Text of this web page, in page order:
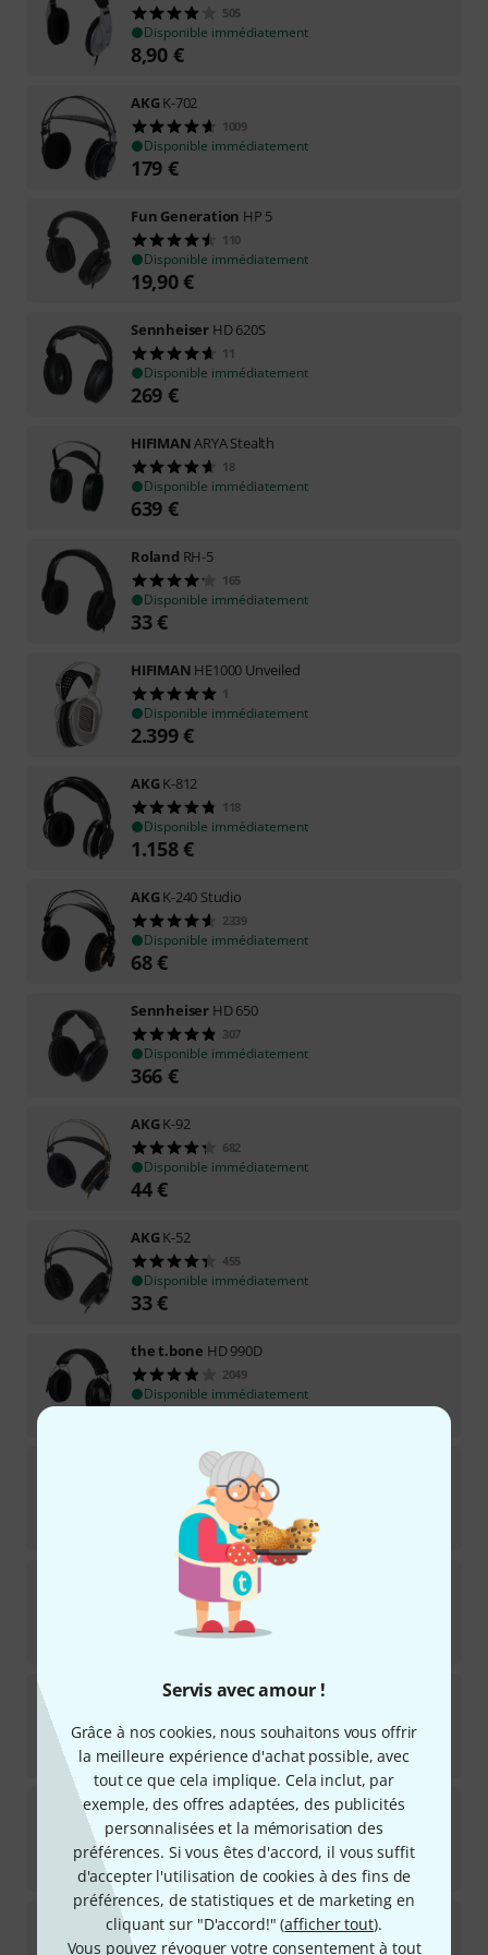
Servis avec amour !
Grâce à nos cookies, nous souhaitons vous offrir
la meilleure expérience d'achat possible, avec
tout ce que cela implique. Cela inclut, par
exemple, des offres adaptées, des publicités
personnalisées et la mémorisation des
préférences. Si vous êtes d'accord, il vous suffit
d'accepter l'utilisation de cookies à des fins de
préférences, de statistiques et de marketing en
cliquant sur "D'accord!" (afficher tout).
Vous pouvez révoquer votre consentement à tout
505
Disponible immédiatement
8,90 €
AKGK-702
1009
Disponible immédiatement
179 €
Fun Generation HP 5
110
Disponible immédiatement
19,90€
Sennheiser HD 620S
11
Disponible immédiatement
269 €
HIFIMANARYA Stealth
18
Disponible immédiatement
639 €
Roland RH-5
165
Disponible immédiatement
33€
HIFIMAN HE1000 Unveiled
1
Disponible immédiatement
2.399€
AKGK-812
118
Disponible immédiatement
1.158€
AKGK-240 Studio
2339
Disponible immédiatement
68€
Sennheiser HD 650
307
Disponible immédiatement
366 €
AKGK-92
682
Disponible immédiatement
44€
AKGK-52
455
Disponible immédiatement
33€
the t.bone HD 990D
2049
Disponible immédiatement
ANANDA Nano
25
Disponible immédiatement
Fun GenerationHP-7
295
Disponible immédiatement
AIAIAITracks USB-C White
Disponible sous 1–2 semaines
59€
SennheiserHD-400 Pro
51
Disponible immédiatement
222 €
Superlux HD 572
237